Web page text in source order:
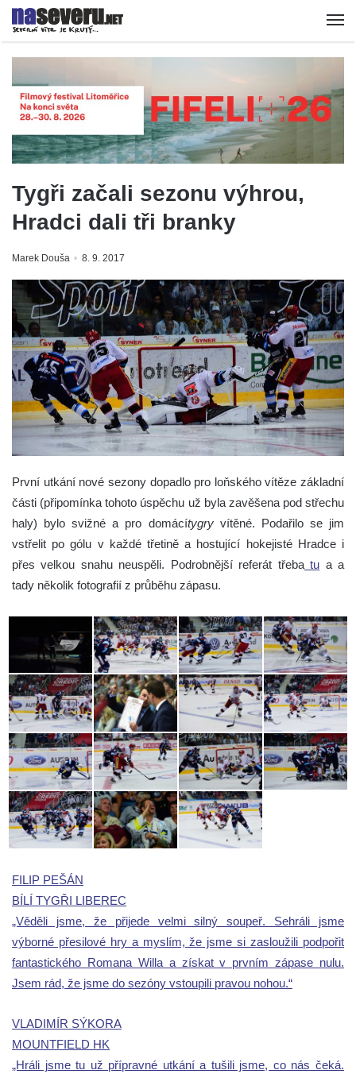
Tygři začali sezonu výhrou,
Hradci dali tři branky
Marek Douša 8. 9. 2017
První utkání nové sezony dopadlo pro loňského vítěze základní
části (připomínka tohoto úspěchu už byla zavěšena pod střechu
haly) bylo svižné a pro domácítygryvítěné. Podařilo se jim
vstřelit po gólu v každé třetině a hostující hokejisté Hradce i
přes velkou snahu neuspěli. Podrobnější referát třebatu a a
tady několik fotografií z průběhu zápasu.
FILIP PEŠÁN
BÍLÍ TYGŘI LIBEREC
„Věděli jsme, že přijede velmi silný soupeř. Sehráli jsme
výborné přesilové hry a myslím, že jsme si zasloužili podpořit
fantastického Romana Willa a získat v prvním zápase nulu.
Jsem rád, že jsme do sezóny vstoupili pravou nohou.“
VLADIMÍR SÝKORA
MOUNTFIELD HK
„Hráli jsme tu už přípravné utkání a tušili jsme, co nás čeká.